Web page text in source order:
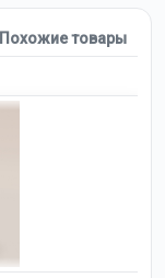
Похожие товары